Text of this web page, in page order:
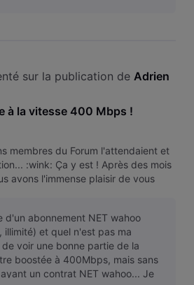
sur la publication de Adrien
à la vitesse 400 Mbps !
membres du Forum l'attendaient et
:wink: Ça y est ! Après des mois
avons l'immense plaisir de vous
d'un abonnement NET wahoo
illimité) et quel n'est pas ma
voir une bonne partie de la
boostée à 400Mbps, mais sans
un contrat NET wahoo... Je